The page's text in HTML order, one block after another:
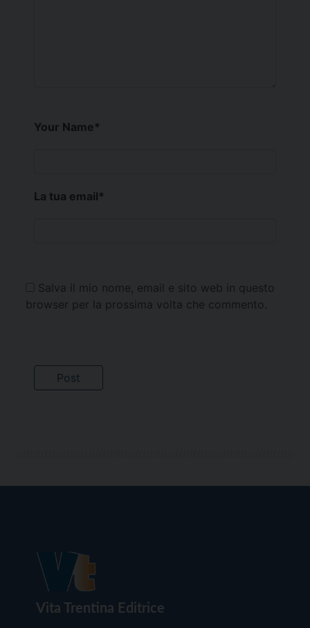
Your Name*
La tua email*
Salva il mio nome, email e sito web in questo
browser per la prossima volta che commento.
Vita Trentina Editrice